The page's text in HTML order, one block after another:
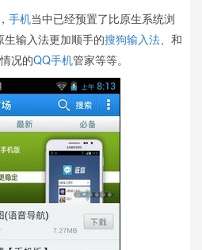
手机当中已经预置了比原生系统浏
生输入法更加顺手的搜狗输入法、和
况的QQ手机管家等等。